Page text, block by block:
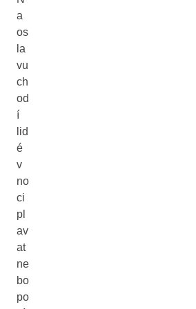
a
os
la
vu
ch
od
í
lid
é
v
no
ci
pl
av
at
ne
bo
po